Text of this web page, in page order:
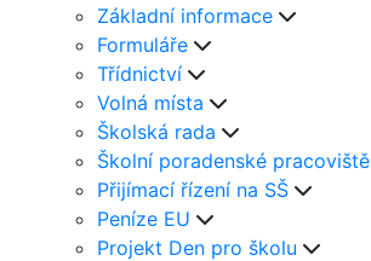
Základní informace
Formuláře
Třídnictví
Volná místa
Školská rada
Školní poradenské pracoviště
Přijímací řízení na SŠ
Peníze EU
Projekt Den pro školu